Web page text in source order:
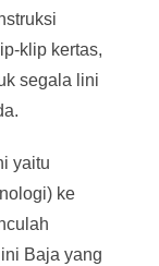
klip kertas,
segala lini
yaitu
ke
Baja yang